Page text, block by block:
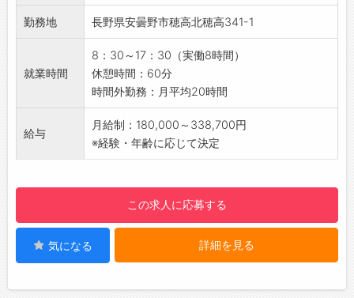
☆
◆職場見学可能！自分が働くイメージができま
す。
みなさまのご応募を心よりお待ちしております
＾＾
☆----------------------------------------
☆
る環境です。UIターンの方も歓迎！新しい環境
でのチャレンジや成長をしっかりサポートしま
【就業環境】
松本市に隣接したエリアに位置し、自然に囲ま
れた落ち着いた環境で働けます。県外からの移
住者も多く、暮らしやすさと景観の良さを兼ね
備えた地域です。
す。
【求めている方】
収益管理や経営に関わる業務経験をお持ちの方
これまでの経験を活かし、経営に近いポジショ
勤務地 長野県安曇野市穂高北穂高341-1
就業時間
8：30～17：30（実働8時間）
休憩時間：60分
時間外勤務：月平均20時間
給与
月給制：180,000～338,700円
※経験・年齢に応じて決定
この求人に応募する
気になる 詳細を見る